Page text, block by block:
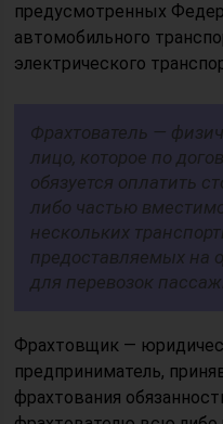
предусмотренных
автомобильного
электрического
Фрахтователь —
лицо, которое по
обязуется оплатить
либо частью
нескольких
предоставляемых на
для перевозок
Фрахтовщик —
предприниматель,
фрахтования